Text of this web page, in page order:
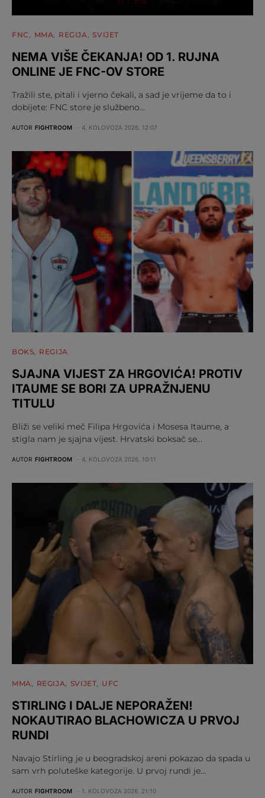
FNC MMA REGIJA SVIJET
NEMA VIŠE ČEKANJA! OD 1. RUJNA
ONLINE JE FNC-OV STORE
Tražili ste, pitali i vjerno čekali, a sad je vrijeme da to i
dobijete: FNC store je službeno…
AUTOR FIGHTROOM 4. KOLOVOZA 2026. 12:07
BOKS REGIJA
SJAJNA VIJEST ZA HRGOVIĆA! PROTIV
ITAUME SE BORI ZA UPRAŽNJENU
TITULU
Bliži se veliki meč Filipa Hrgovića i Mosesa Itaume, a
stigla nam je sjajna vijest. Hrvatski boksač se…
AUTOR FIGHTROOM 4. KOLOVOZA 2026. 10:11
MMA REGIJA SVIJET UFC
STIRLING I DALJE NEPORAŽEN!
NOKAUTIRAO BLACHOWICZA U PRVOJ
RUNDI
Navajo Stirling je u beogradskoj areni pokazao da spada u
sam vrh poluteške kategorije. U prvoj rundi je…
AUTOR FIGHTROOM 1. KOLOVOZA 2026. 21:10